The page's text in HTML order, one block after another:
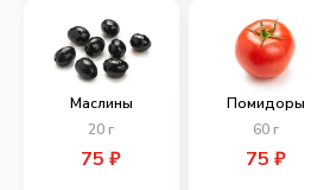
Маслины
20 г
75₽
Помидоры
60г
75 ₽